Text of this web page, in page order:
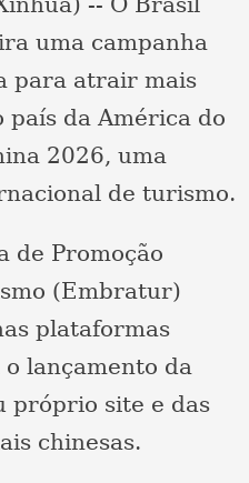
uma campanha
para atrair mais
país da América do
2026, uma
de turismo.
de Promoção
(Embratur)
plataformas
lançamento da
próprio site e das
chinesas.